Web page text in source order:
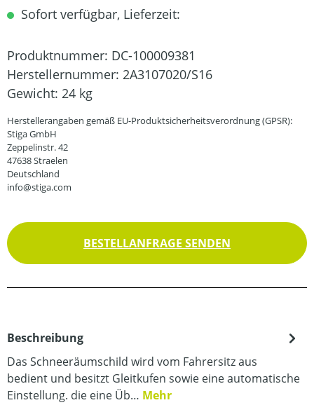
Sofort verfügbar, Lieferzeit:
Produktnummer: DC-100009381
Herstellernummer: 2A3107020/S16
Gewicht: 24 kg
Herstellerangaben gemäß EU-Produktsicherheitsverordnung (GPSR):
Stiga GmbH
Zeppelinstr. 42
47638 Straelen
Deutschland
info@stiga.com
BESTELLANFRAGE SENDEN
Beschreibung
Das Schneeräumschild wird vom Fahrersitz aus
bedient und besitzt Gleitkufen sowie eine automatische
Einstellung. die eine Üb… Mehr